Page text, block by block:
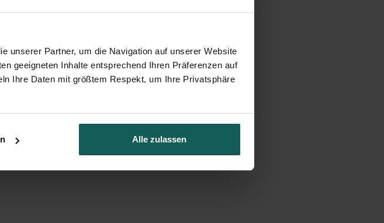
unserer Partner, um die Navigation auf unserer Website
geeigneten Inhalte entsprechend Ihren Präferenzen auf
Ihre Daten mit größtem Respekt, um Ihre Privatsphäre
Alle zulassen
UMSCHLÄGE UNSERE VERPFLICHTUNG
zusammengebunden wird, können Sie Ihre Hochzeit
und raffinierte Foto Karte im modernen Design